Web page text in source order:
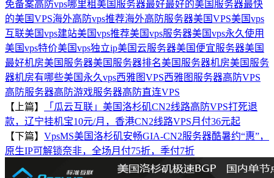
免备案高防vps哪里租美国服务器最好最好的美国服务器最快
的美国VPS海外高防vps推荐海外高防服务器美国VPS美国vps
互联美国vps建站美国vps推荐美国vps服务器美国vps永久使用
美国vps特价美国vps独立ip美国云服务器美国便宜服务器美国
最好机房美国服务器美国服务器排名美国服务器机房美国服务
器机房有哪些美国永久vps西雅图VPS西雅图服务器高防VPS
高防服务器高防游戏服务器高防直连VPS
【上篇】
「瓜云互联」美国洛杉矶CN2线路高防VPS打死退
款，辽宁挂机宝10元/月，香港CN2线路VPS月付36元起
【下篇】 VpsMS美国洛杉矶安畅GIA-CN2服务器酷暑约“惠”，
原生IP可解锁奈非，全场月付75折，季付7折